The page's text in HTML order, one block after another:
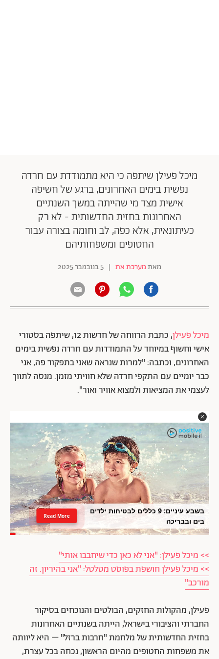
מיכל פעילן שיתפה כי היא מתמודדת עם חרדה
נפשית בימים האחרונים, ברגע של חשיפה
אישית מצד מי שהייתה במשך השנתיים
האחרונות בחזית החדשותית - לא רק
כעיתונאית, אלא כפה, לב וחומה בצורה עבור
החטופים ומשפחותיהם
מאתמערכת את | 5 בנובמבר 2025
מיכל פעילן
, כתבת הרווחה של חדשות 12, שיתפה בסטורי
אישי וחשוף במיוחד על התמודדות עם חרדה נפשית בימים
האחרונים, וכתבה: "למרות שנראה שאני בתפקוד פה, אני
כבר יומיים עם התקפי חרדה שלא חוויתי מזמן. מנסה לתווך
לעצמי את המציאות ולמצוא אוויר ואור".
בשבע עיניים: 9 כללים לבטיחות ילדים
בים ובבריכה
Read More
>> מיכל פעילן: "אני לא כאן כדי שיחבבו אותי"
>> מיכל פעילן חושפת בפוסט מטלטל: "אני בהיריון. זה
מורכב"
פעילן, מהקולות החזקים, הבולטים והנוכחים בסיקור
החברתי והציבורי בישראל, הייתה בשנתיים האחרונות
בחזית החדשותית של מלחמת "חרבות ברזל" – היא ליוותה
את משפחות החטופים מהיום הראשון, נכחה בכל עצרת,